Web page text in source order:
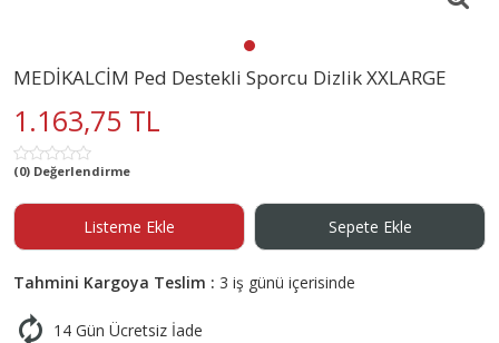
MEDİKALCİM Ped Destekli Sporcu Dizlik XXLARGE
1.163,75 TL
(0) Değerlendirme
Listeme Ekle Sepete Ekle
Tahmini Kargoya Teslim : 3 iş günü içerisinde
14 Gün Ücretsiz İade